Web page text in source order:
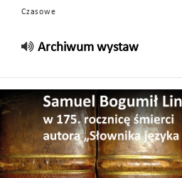
Czasowe
Archiwum wystaw